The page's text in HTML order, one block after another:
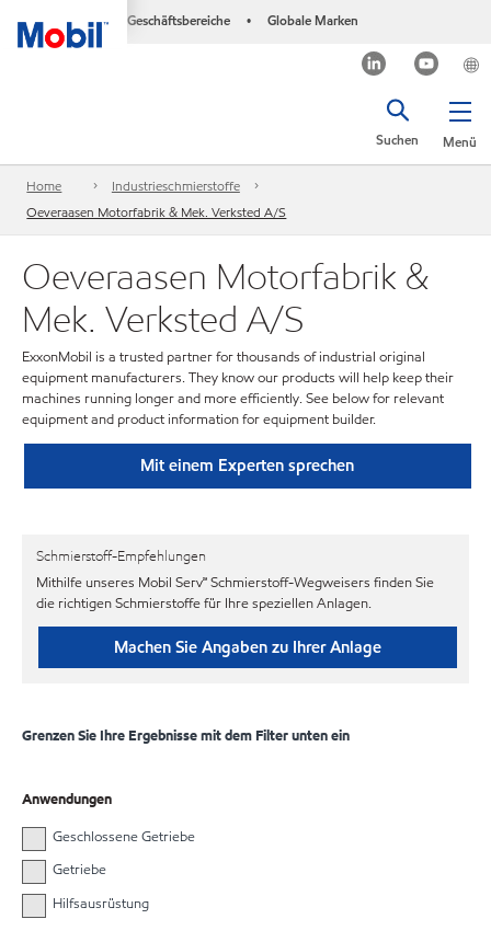
Geschäftsbereiche • Globale Marken
Menü
Suchen
Home
Industrieschmierstoffe
Oeveraasen Motorfabrik & Mek. Verksted A/S
Oeveraasen Motorfabrik &
Mek. Verksted A/S
ExxonMobil is a trusted partner for thousands of industrial original
equipment manufacturers. They know our products will help keep their
machines running longer and more efficiently. See below for relevant
equipment and product information for equipment builder.
Mit einem Experten sprechen
Schmierstoff-Empfehlungen
Mithilfe unseres Mobil Serv℠ Schmierstoff-Wegweisers finden Sie
die richtigen Schmierstoffe für Ihre speziellen Anlagen.
Machen Sie Angaben zu Ihrer Anlage
Grenzen Sie Ihre Ergebnisse mit dem Filter unten ein
Anwendungen
Geschlossene Getriebe
Getriebe
Hilfsausrüstung